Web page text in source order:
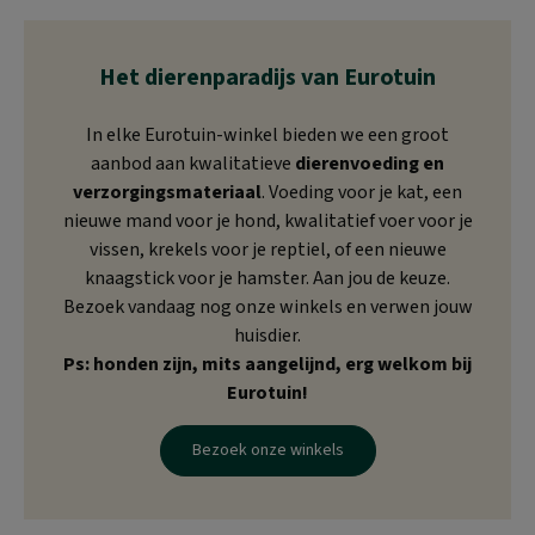
Het dierenparadijs van Eurotuin
In elke Eurotuin-winkel bieden we een groot
aanbod aan kwalitatieve dierenvoeding en
verzorgingsmateriaal. Voeding voor je kat, een
nieuwe mand voor je hond, kwalitatief voer voor je
vissen, krekels voor je reptiel, of een nieuwe
knaagstick voor je hamster. Aan jou de keuze.
Bezoek vandaag nog onze winkels en verwen jouw
huisdier.
Ps: honden zijn, mits aangelijnd, erg welkom bij
Eurotuin!
Bezoek onze winkels